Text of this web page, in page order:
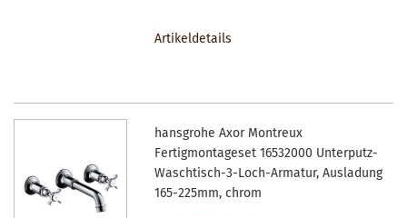
Artikeldetails
hansgrohe Axor Montreux
Fertigmontageset 16532000 Unterputz-
Waschtisch-3-Loch-Armatur, Ausladung
165-225mm, chrom